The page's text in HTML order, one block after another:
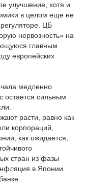
улучшение, хотя и
в целом еще не
ЦБ
нервозность» на
главным
европейских
медленно
остается сильным
расти, равно как
корпораций,
как ожидается,
стран из фазы
в Японии